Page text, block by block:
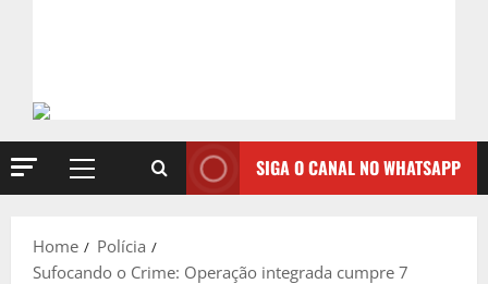
Primary
SIGA O CANAL NO WHATSAPP
Home
Polícia
Sufocando o Crime: Operação integrada cumpre 7